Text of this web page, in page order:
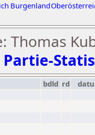
Burgenland
Thomas
bdld rd